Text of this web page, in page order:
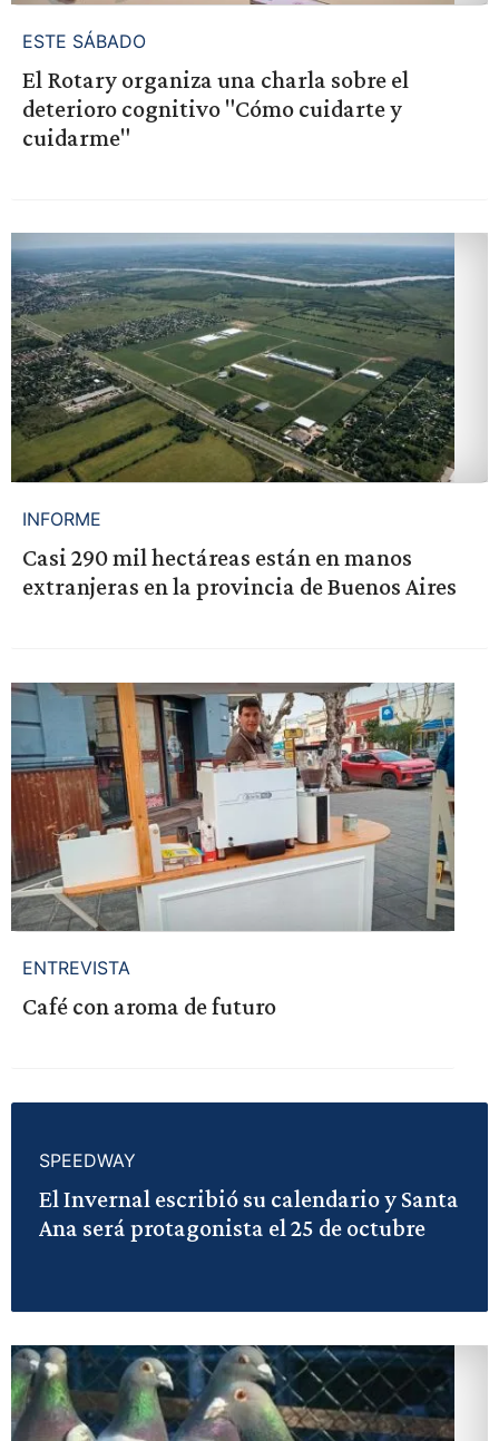
ESTE SÁBADO
El Rotary organiza una charla sobre el
deterioro cognitivo "Cómo cuidarte y
cuidarme"
INFORME
Casi 290 mil hectáreas están en manos
extranjeras en la provincia de Buenos Aires
ENTREVISTA
Café con aroma de futuro
SPEEDWAY
El Invernal escribió su calendario y Santa
Ana será protagonista el 25 de octubre